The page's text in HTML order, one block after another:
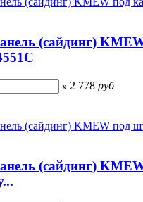
(сайдинг)
x 2 778 руб
(сайдинг)